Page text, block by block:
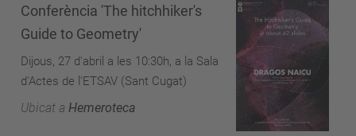
Conferència 'The hitchhiker's
Guide to Geometry'
Dijous, 27 d'abril a les 10:30h, a la Sala
d'Actes de l'ETSAV (Sant Cugat)
Ubicat a Hemeroteca